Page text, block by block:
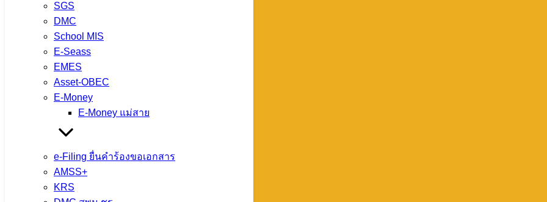
SGS
DMC
School MIS
E-Seass
EMES
Asset-OBEC
E-Money
E-Money แม่สาย
e-Filing ยื่นคำร้องขอเอกสาร
AMSS+
KRS
กิจกรรมเข้าแถวเคารพธงชาติพร้อมกล่าวคำปฏิญาณเขตสุจริต
3 สิงหาคม 2026
จำนวนผู้ชม: 12
โทรศัพท์ : 0-5360-1450
หมายเลขติดต่อแต่ละกลุ่ม/หน่วย
กลุ่มการเงินฯ 088 258 1870
กลุ่มแผนฯ 088 258 1871